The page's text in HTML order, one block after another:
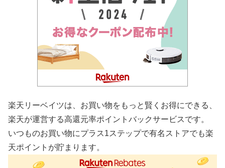
楽天リーベイツは、お買い物をもっと賢くお得にできる、
楽天が運営する高還元率ポイントバックサービスです。
いつものお買い物にプラス1ステップで有名ストアでも楽
天ポイントが貯まります。